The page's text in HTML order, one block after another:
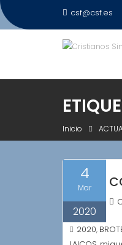
Saltar
al
csf@csf.es
Inicio
4
Mar
2020
2020,